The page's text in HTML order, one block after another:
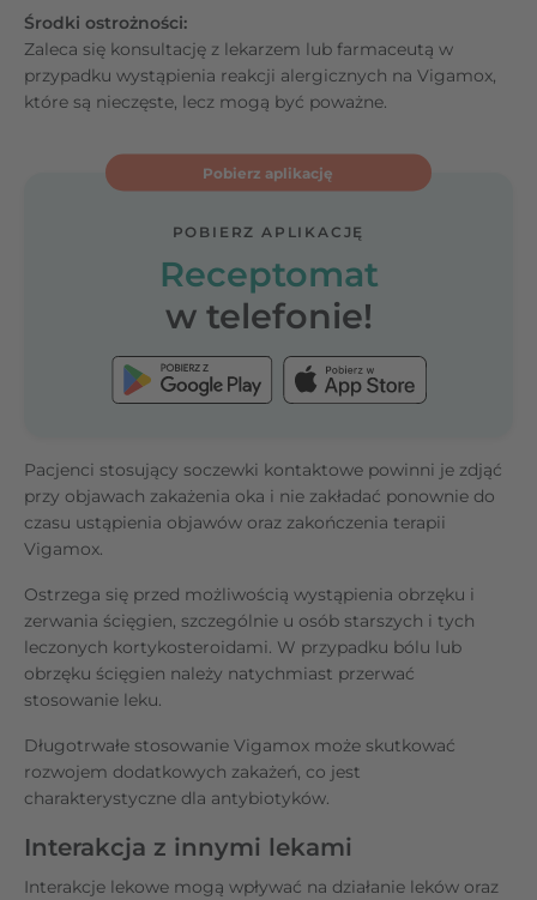
Środki ostrożności:
Zaleca się konsultację z lekarzem lub farmaceutą w
przypadku wystąpienia reakcji alergicznych na Vigamox,
które są nieczęste, lecz mogą być poważne.
Pobierz aplikację
POBIERZ APLIKACJĘ
Receptomat
w telefonie!
Pacjenci stosujący soczewki kontaktowe powinni je zdjąć
przy objawach zakażenia oka i nie zakładać ponownie do
czasu ustąpienia objawów oraz zakończenia terapii
Vigamox.
Ostrzega się przed możliwością wystąpienia obrzęku i
zerwania ścięgien, szczególnie u osób starszych i tych
leczonych kortykosteroidami. W przypadku bólu lub
obrzęku ścięgien należy natychmiast przerwać
stosowanie leku.
Długotrwałe stosowanie Vigamox może skutkować
rozwojem dodatkowych zakażeń, co jest
charakterystyczne dla antybiotyków.
Interakcja z innymi lekami
Interakcje lekowe mogą wpływać na działanie leków oraz